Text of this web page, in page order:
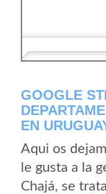
GOOGLE
EN
Aqui os
le gusta a la
Chajá, se